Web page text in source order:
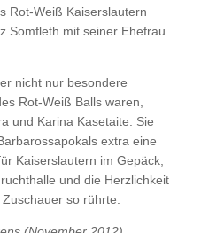
Rot-Weiß Kaiserslautern
Somfleth mit seiner Ehefrau
nicht nur besondere
Rot-Weiß Balls waren,
und Karina Kasetaite. Sie
extra eine
Kaiserslautern im Gepäck,
und die Herzlichkeit
so rührte.